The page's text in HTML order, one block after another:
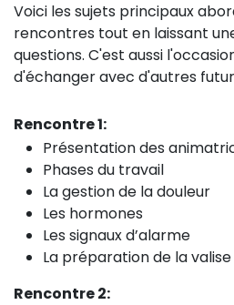
Voici les sujets principaux
rencontres tout en laissant
questions. C'est aussi
d'échanger avec d'autres
Rencontre 1:
Présentation des
Phases du travail
La gestion de la douleur
Les hormones
Les signaux d’alarme
La préparation de la
Rencontre 2: